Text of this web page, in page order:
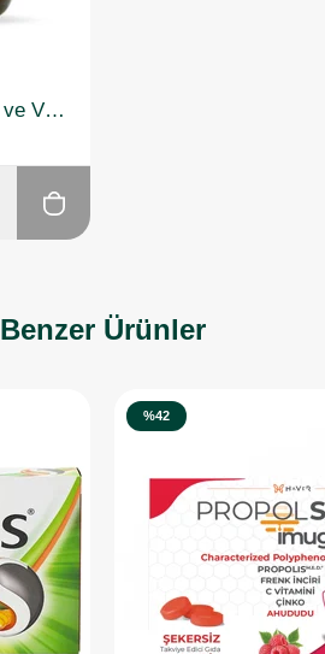
Venatura Demir Bisglisinat ve Vitamin C 90 Kapsül 3'lü
Benzer Ürünler
%42